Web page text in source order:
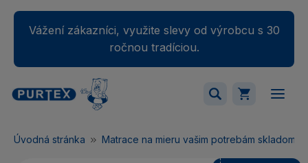
Vážení zákazníci, využite slevy od výrobcu s 30
ročnou tradíciou.
Váš nákupný košík je momentálne prázdny.
Úvodná stránka Matrace na mieru vašim potrebám skladom